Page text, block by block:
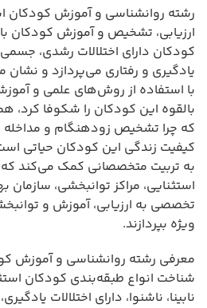
رشته روانشناسی و آموزش کودکان
ارزیابی، تشخیص و آموزش کودکان
کودکان دارای اختلالات رشدی،
یادگیری و رفتاری می‌پردازد و
با استفاده از روش‌های علمی و
بالقوه این کودکان را شکوفا کرد،
که چرا تشخیص زودهنگام و مداخله
کیفیت زندگی این کودکان حیاتی
به تربیت متخصصانی کمک می‌کند که
استثنایی، مراکز توانبخشی،
تخصصی به ارزیابی، آموزش و
ویژه بپردازند.
معرفی رشته روانشناسی و آموزش
شناخت انواع طبقه‌بندی کودکان
نابینا، ناشنوا، دارای اختلالات